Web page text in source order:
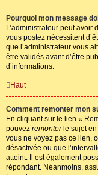
Pourquoi mon message
L’administrateur peut avoir
vous postez nécessitent
que l’administrateur vous
être validés avant d’être
d’informations.
Haut
Comment remonter mon
En cliquant sur le lien «
pouvez remonterle sujet en
vous ne voyez pas ce lien,
désactivée ou que
atteint. Il est également
répondant. Néanmoins,